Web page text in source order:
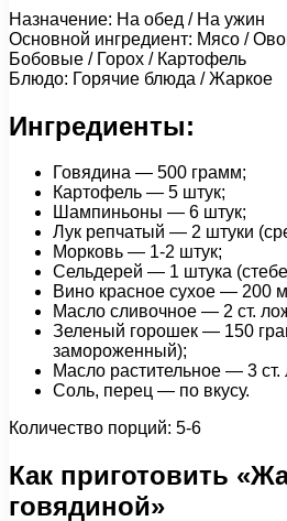
Назначение: На обед / На ужин
Основной ингредиент: Мясо /
Бобовые / Горох / Картофель
Блюдо: Горячие блюда / Жаркое
Ингредиенты:
Говядина — 500 грамм;
Картофель — 5 штук;
Шампиньоны — 6 штук;
Лук репчатый — 2 штуки
Морковь — 1-2 штук;
Сельдерей — 1 штука
Вино красное сухое — 200
Масло сливочное — 2 ст.
Зеленый горошек — 150
замороженный);
Масло растительное — 3 ст.
Соль, перец — по вкусу.
Количество порций: 5-6
Как приготовить
говядиной»